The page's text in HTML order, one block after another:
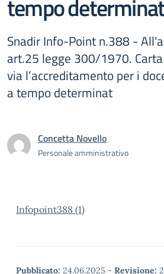
tempo
Snadir Info-Point n.388 -
art.25 legge 300/1970.
via l’accreditamento per i
a tempo determinat
Concetta Novello
Personale amministrativo
Infopoint388 (1)
Pubblicato: 24.06.2025 - Revisione: